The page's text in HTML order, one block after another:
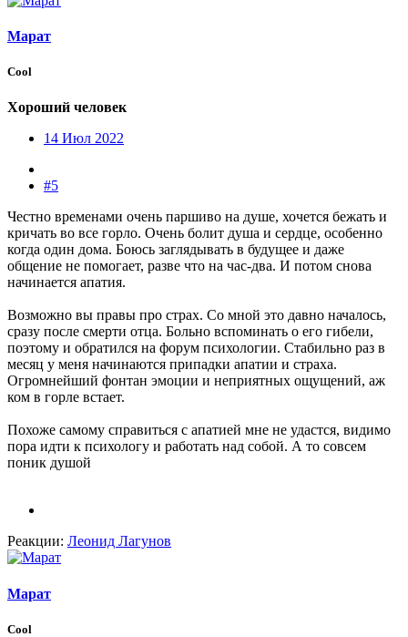
Марат
Cool
Хороший человек
14 Июл 2022
#5
Честно временами очень паршиво на душе, хочется бежать и
кричать во все горло. Очень болит душа и сердце, особенно
когда один дома. Боюсь заглядывать в будущее и даже
общение не помогает, разве что на час-два. И потом снова
начинается апатия.
Возможно вы правы про страх. Со мной это давно началось,
сразу после смерти отца. Больно вспоминать о его гибели,
поэтому и обратился на форум психологии. Стабильно раз в
месяц у меня начинаются припадки апатии и страха.
Огромнейший фонтан эмоции и неприятных ощущений, аж
ком в горле встает.
Похоже самому справиться с апатией мне не удастся, видимо
пора идти к психологу и работать над собой. А то совсем
поник душой
Реакции: Леонид Лагунов
Марат
Cool